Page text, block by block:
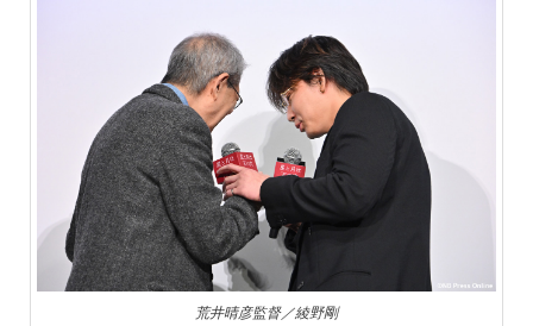
荒井晴彦監督／綾野剛